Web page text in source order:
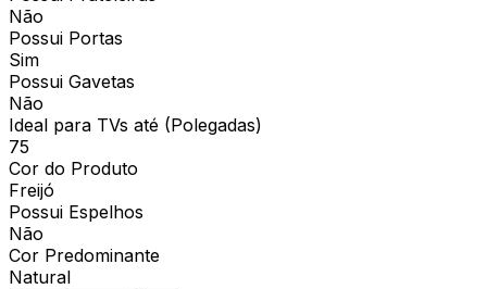
Não
Possui Portas
Sim
Possui Gavetas
Não
Ideal para TVs até (Polegadas)
75
Cor do Produto
Freijó
Possui Espelhos
Não
Cor Predominante
Natural